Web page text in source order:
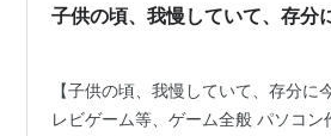
子供の頃、我慢していて、存分
【子供の頃、我慢していて、存分に
レビゲーム等、ゲーム全般 パソコ